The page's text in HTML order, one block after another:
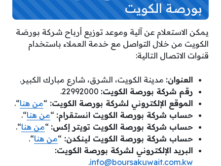
بورصة الكويت
يمكن الاستعلام عن آلية وموعد توزيع أرباح شركة بورصَة
الكويت من خلال التواصل مع خدمة العملاء باستخدام
قنوات الاتصال التالية:
العنوان: مدينة الكويت، الشرق، شارع مبارك الكبير.
رقم شركة بورصة الكويت:
الموقع الإلكتروني لشركة بورصة الكويت: “من هنا“.
حساب شركة بورصة الكويت انستقرام: “من هنا“.
حساب شركة بورصة الكويت تويتر إكس: “من هنا“.
حساب شركة بورصة الكويت لينكدن: “من هنا“.
البريد الإلكتروني لشركة بورصة الكويت:
info@boursakuwait.com.kw
.